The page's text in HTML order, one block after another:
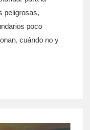
peligrosas,
poco
cuándo no y